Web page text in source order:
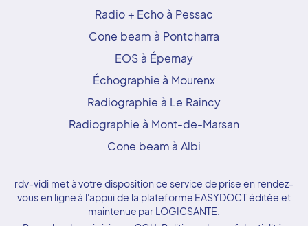
Radio + Echo à Pessac
Cone beam à Pontcharra
EOS à Épernay
Échographie à Mourenx
Radiographie à Le Raincy
Radiographie à Mont-de-Marsan
Cone beam à Albi
rdv-vidi met à votre disposition ce service de prise en rendez-
vous en ligne à l'appui de la plateforme EASYDOCT éditée et
maintenue par LOGICSANTE.